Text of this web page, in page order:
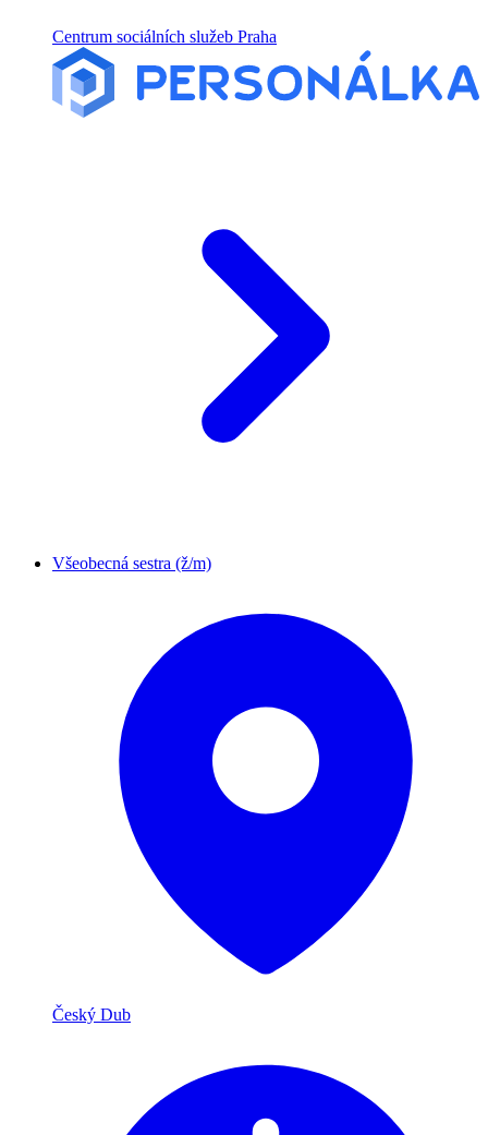
Centrum sociálních služeb Praha
Všeobecná sestra (ž/m)
Český Dub